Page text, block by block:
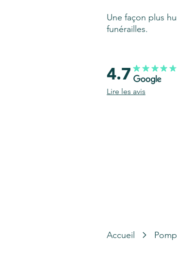
Nos services
Une façon plus
funérailles.
4.7
Lire les avis
Accueil